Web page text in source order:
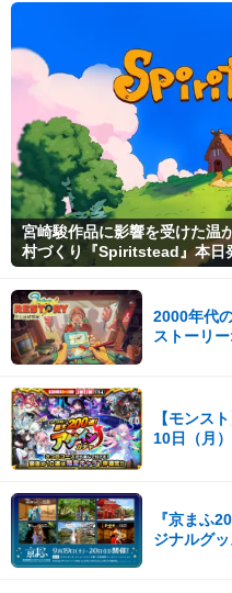
宮崎駿作品に影響を受けた温
村づくり『Spiritstead』本日
2000年代
ストーリ
【モンス
10日（月
『京まふ
ジナルグ